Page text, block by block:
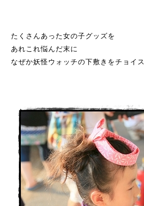
たくさんあった女の子グッズを
あれこれ悩んだ末に
なぜか妖怪ウォッチの下敷きをチョイス